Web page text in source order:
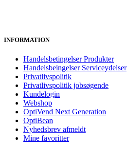
INFORMATION
Handelsbetingelser Produkter
Handelsbeingelser Serviceydelser
Privatlivspolitik
Privatlivspolitik jobsøgende
Kundelogin
Webshop
OptiVend Next Generation
OptiBean
Nyhedsbrev afmeldt
Mine favoritter